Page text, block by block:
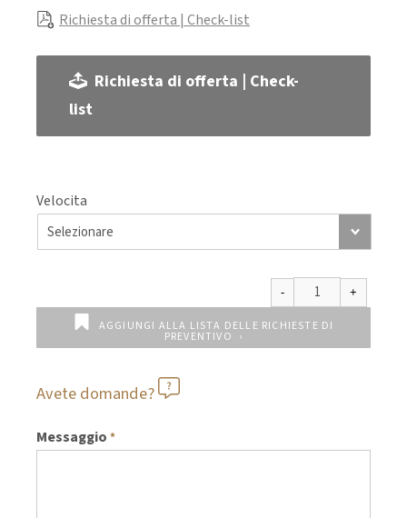
Richiesta di offerta | Check-list
Richiesta di offerta | Check-
list
Velocita
AGGIUNGI ALLA LISTA DELLE RICHIESTE DI
PREVENTIVO
Avete domande?
Messaggio *